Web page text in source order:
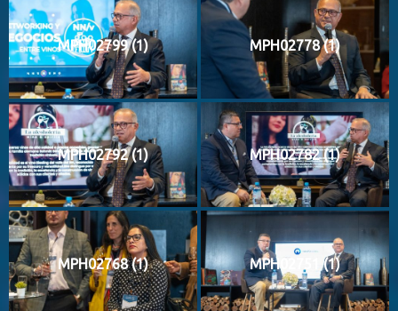
MPH02799 (1) MPH02778 (1)
MPH02792 (1) MPH02782 (1)
MPH02768 (1) MPH02751 (1)